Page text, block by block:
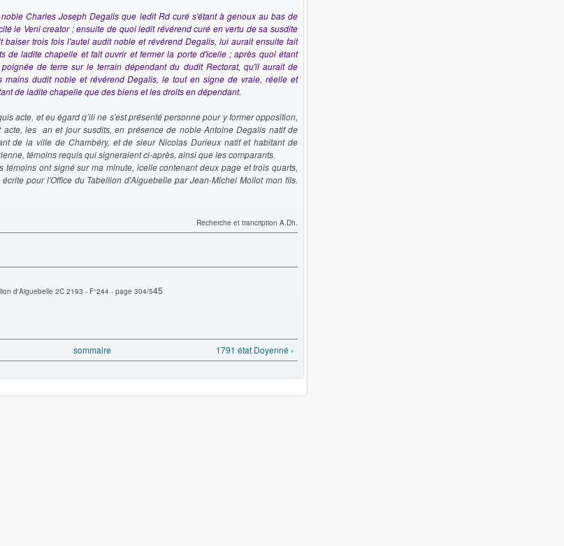
Charles Joseph Degalis que ledit Rd curé s'étant à genoux au bas de
le Veni creator ; ensuite de quoi ledit révérend curé en vertu de sa susdite
baiser trois fois l'autel audit noble et révérend Degalis, lui aurait ensuite fait
de ladite chapelle et fait ouvrir et fermer la porte d'icelle ; après quoi étant
de terre sur le terrain dépendant du dudit Rectorat, qu'il aurait de
mains dudit noble et révérend Degalis, le tout en signe de vraie, réelle et
de ladite chapelle que des biens et les droits en dépendant.
acte, et eu égard q’ili ne s'est présenté personne pour y former opposition,
les an et jour susdits, en présence de noble Antoine Degalis natif de
de la ville de Chambéry, et de sieur Nicolas Durieux natif et habitant de
témoins requis qui signeraient ci-après, ainsi que les comparants.
témoins ont signé sur ma minute, icelle contenant deux page et trois quarts,
pour l'Office du Tabellion d'Aiguebelle par Jean-Michel Mollot mon fils.
Recherche et trancription A.Dh.
d'Aiguebelle 2C 2193 - F°244 - page 304/545
sommaire 1791 état Doyenné ›